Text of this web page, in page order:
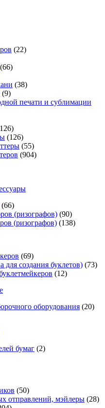
(22)
(66)
(38)
(9)
печати и сублимации
(126)
(55)
(904)
(66)
(ризографов) (90)
(ризографов) (138)
(69)
для создания буклетов) (73)
(12)
оборудования (20)
бумаг (2)
(50)
отправлений, мэйлеры (28)